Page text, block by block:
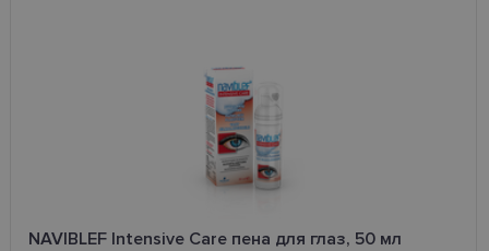
NAVIBLEF Intensive Care пена для глаз, 50 мл